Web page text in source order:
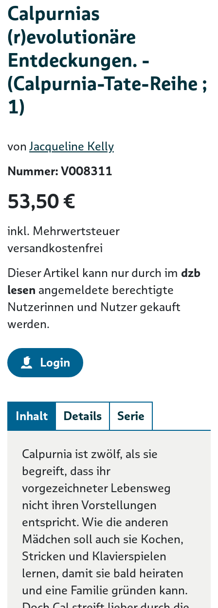
Calpurnias
(r)evolutionäre
Entdeckungen. -
(Calpurnia-Tate-Reihe ;
1)
vonJacqueline Kelly
Nummer: V008311
53,50 €
inkl. Mehrwertsteuer
versandkostenfrei
Dieser Artikel kann nur durch im dzb
lesen angemeldete berechtigte
Nutzerinnen und Nutzer gekauft
werden.
Login
Inhalt Details Serie
Beschreibung
Calpurnia ist zwölf, als sie
begreift, dass ihr
vorgezeichneter Lebensweg
nicht ihren Vorstellungen
entspricht. Wie die anderen
Mädchen soll auch sie Kochen,
Stricken und Klavierspielen
lernen, damit sie bald heiraten
und eine Familie gründen kann.